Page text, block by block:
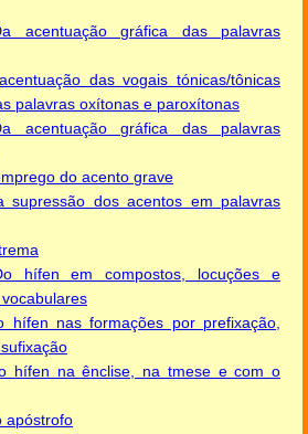
acentuação gráfica das palavras
das vogais tónicas/tônicas
palavras oxítonas e paroxítonas
acentuação gráfica das palavras
do acento grave
dos acentos em palavras
hífen em compostos, locuções e
nas formações por prefixação,
hífen na ênclise, na tmese e com o
apóstrofo